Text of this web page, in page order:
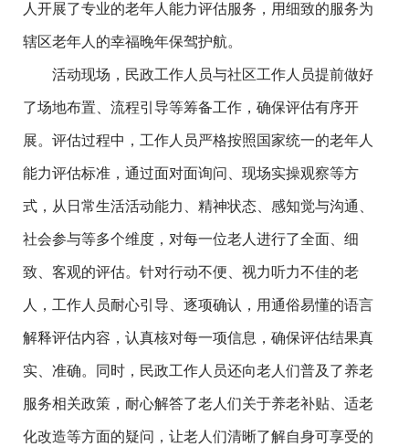
人开展了专业的老年人能力评估服务，用细致的服务为
辖区老年人的幸福晚年保驾护航。
活动现场，民政工作人员与社区工作人员提前做好
了场地布置、流程引导等筹备工作，确保评估有序开
展。评估过程中，工作人员严格按照国家统一的老年人
能力评估标准，通过面对面询问、现场实操观察等方
式，从日常生活活动能力、精神状态、感知觉与沟通、
社会参与等多个维度，对每一位老人进行了全面、细
致、客观的评估。针对行动不便、视力听力不佳的老
人，工作人员耐心引导、逐项确认，用通俗易懂的语言
解释评估内容，认真核对每一项信息，确保评估结果真
实、准确。同时，民政工作人员还向老人们普及了养老
服务相关政策，耐心解答了老人们关于养老补贴、适老
化改造等方面的疑问，让老人们清晰了解自身可享受的